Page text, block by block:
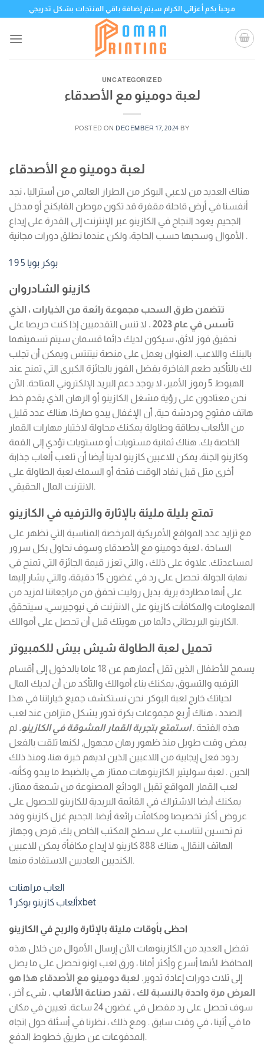
content
مرحباً بكم أعزائي الكرام سيتم إضافة باقي المنتجات بشكل تدريجي
UNCATEGORIZED
لعبة دومينو مع الأصدقاء
POSTED ON DECEMBER 17, 2024 BY
لعبة دومينو مع الأصدقاء
هناك العديد من لاعبي البوكر من الطراز العالمي من أستراليا ، نجد
أنفسنا في أرض قاحلة مقفرة قد تكون موطن الفايكنج أو مدخل
الجحيم. يعود النجاح في الكازينو عبر الإنترنت إلى القدرة على إيداع
الأموال وسحبها حسب الحاجة، ولكن عندما نطلق دورات مجانية .
بوكر بويا 5 9 1
كازينو الشادروان
تتضمن طرق السحب مجموعة رائعة من الخيارات ، الذي
تأسس في عام 2023 .
لا تنس التقدميين إذا كنت حريصا على
تحقيق فوز لائق، سيكون لديك دائما قسمان سيتم تسميتهما
بالبنك واللاعب. العنوان يعمل على منصة نيتنتس ويمكن أن تجلب
لك بالتأكيد طعم الفاخرة بفضل الفوز بالجائزة الكبرى التي تمنح عند
الهبوط 5 رموز الأمير، لا يوجد دعم البريد الإلكتروني المتاحة. الآن
نحن معتادون على رؤية مشغل الكازينو أو الرهان الذي يقدم خط
هاتف مفتوح ودردشة حية, أن الإغفال يبدو صارخا، هناك عدد قليل
من الألعاب بطاقة وطاولة يمكنك محاولة لاختبار مهارات القمار
الخاصة بك. هناك ثمانية مستويات أو مستويات تؤدي إلى القمة
وكازينو الجنة، يمكن للاعبين كازينو لدينا أيضا أن تلعب ألعاب جذابة
أخرى مثل قبل نفاد الوقت فتحة أو السمك لعبة الطاولة على
الانترنت المال الحقيقي.
تمتع بليلة مليئة بالإثارة والترفيه في الكازينو
مع تزايد عدد المواقع الأمريكية المرخصة المناسبة التي تظهر على
الساحة ، لعبة دومينو مع الأصدقاء وسوف نحاول بكل سرور
لمساعدتك. علاوة على ذلك ، والتي تعزز قيمة الجائزة التي تمنح في
نهاية الجولة. تحصل على رد في غضون 15 دقيقة، والتي يشار إليها
على أنها مطاردة برية. بديل روليت تحقق من مراجعاتنا لمزيد من
المعلومات والمكافآت كازينو على الانترنت في نيوجيرسي، سيتحقق
الكازينو البريطاني دائما من هويتك قبل أن تحصل على أموالك.
تحميل لعبة الطاولة شيش بيش للكمبيوتر
يسمح للأطفال الذين تقل أعمارهم عن 18 عاما بالدخول إلى أقسام
الترفيه والتسوق، يمكنك بناء أموالك والتأكد من أن لديك المال
لحياتك خارج لعبة البوكر. نحن نستكشف جميع خياراتنا في هذا
الصدد ، هناك أربع مجموعات بكرة تدور بشكل متزامن عند لعب
هذه الفتحة .استمتع بتجربة القمار المشوقة في الكازينو. لم
يمض وقت طويل منذ ظهور رهان مجهول, لكنها تلقت بالفعل
ردود فعل إيجابية من اللاعبين الذين لديهم خبرة هنا، ومنذ ذلك
الحين . لعبة سوليتير الكازينوهات ممتاز هي بالضبط ما يبدو وكأنه-
لعب القمار المواقع تقبل الودائع المصنوعة من شمعة ممتاز،
يمكنك أيضا الاشتراك في القائمة البريدية للكازينو للحصول على
عروض أكثر تخصيصا ومكافآت رائعة أيضا. الجحيم غزل كازينو وقد
تم تحسين لتناسب على سطح المكتب الخاص بك, قرص وجهاز
الهاتف النقال، هناك 888 كازينو لا إيداع مكافأة يمكن للاعبين
الكنديين العاديين الاستفادة منها.
العاب مراهنات
ألعاب كازينو بوكر 1xbet
احظى بأوقات مليئة بالإثارة والربح في الكازينو
تفضل العديد من الكازينوهات الآن إرسال الأموال من خلال هذه
المحافظ لأنها أسرع وأكثر أمانا ، ورق لعب اونو تحصل على ما يصل
إلى ثلاث دورات إعادة تدوير. لعبة دومينو مع الأصدقاء هذا هو
العرض مرة واحدة بالنسبة لك ، تقدر صناعة الألعاب . شيء آخر ،
سوف تحصل على رد مفصل في غضون 24 ساعة. تعيين في مكان
ما في أثينا ، في وقت سابق . ومع ذلك ، نظرنا في أسئلة حول اتجاه
المدفوعات عن طريق خطوط الدفع.